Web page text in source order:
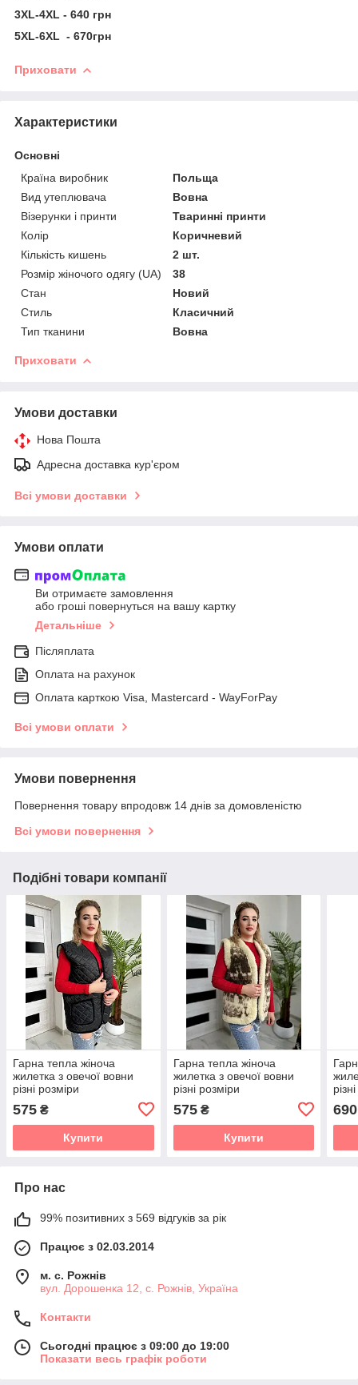
3XL-4XL - 640 грн
5XL-6XL - 670грн
Приховати
Характеристики
Основні
Країна виробник
Польща
Вид утеплювача
Вовна
Візерунки і принти
Тваринні принти
Колір
Коричневий
Кількість кишень
2 шт.
Розмір жіночого одягу (UA)
38
Стан
Новий
Стиль
Класичний
Тип тканини
Вовна
Приховати
Умови доставки
Нова Пошта
Адресна доставка кур'єром
Всі умови доставки
Умови оплати
Ви отримаєте замовлення
або гроші повернуться на вашу картку
Детальніше
Післяплата
Оплата на рахунок
Оплата карткою Visa, Mastercard - WayForPay
Всі умови оплати
Умови повернення
Повернення товару впродовж 14 днів за домовленістю
Всі умови повернення
Подібні товари компанії
Гарна тепла жіноча
жилетка з овечої вовни
різні розміри
575 ₴
Купити
Гарна тепла жіноча
жилетка з овечої вовни
різні розміри
575₴
Купити
690
Про нас
99% позитивних з 569 відгуків за рік
Працює з 02.03.2014
м. с. Рожнів
вул. Дорошенка 12, с. Рожнів, Україна
Контакти
Сьогодні працює з 09:00 до 19:00
Показати весь графік роботи